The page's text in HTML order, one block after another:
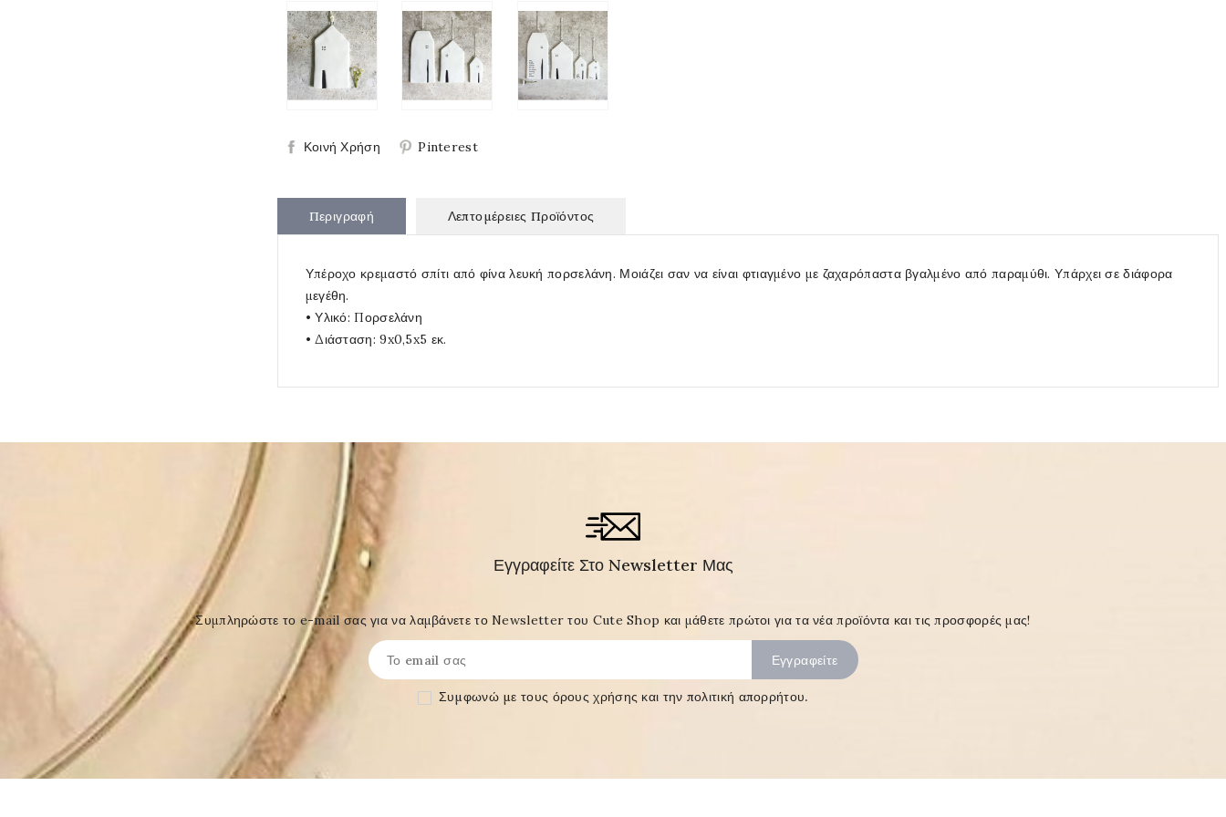
Κοινή Χρήση Pinterest
Περιγραφή Λεπτομέρειες Προϊόντος
Υπέροχο κρεμαστό σπίτι από φίνα λευκή πορσελάνη. Μοιάζει σαν να είναι φτιαγμένο με ζαχαρόπαστα βγαλμένο από παραμύθι. Υπάρχει σε διάφορα
μεγέθη.
• Υλικό: Πορσελάνη
• Διάσταση: 9x0,5x5 εκ.
Εγγραφείτε Στο Newsletter Μας
Συμπληρώστε το e-mail σας για να λαμβάνετε το Newsletter του Cute Shop και μάθετε πρώτοι για τα νέα προϊόντα και τις προσφορές μας!
Συμφωνώ με τους όρους χρήσης και την πολιτική απορρήτου.